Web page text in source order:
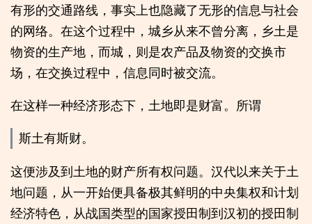
有形的交通路线，事实上也隐藏了无形的信息与社会
的网络。在这个过程中，城乡从来不曾分离，乡土是
物资的生产地，而城，则是农产品及物资的交换市
场，在交换过程中，信息同时被交流。
在这样一种经济形态下，土地即是财富。所谓
斯土有斯财。
这便涉及到土地的财产所有权问题。汉代以来关于土
地问题，从一开始便具备极其鲜明的中央集权和计划
经济特色，从战国类型的国家授田制到汉初的授田制